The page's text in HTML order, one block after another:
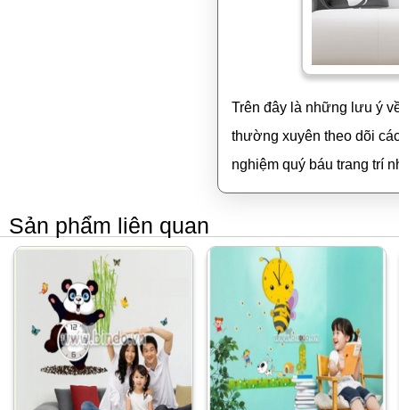
Trên đây là những lưu ý
thường xuyên theo dõi
nghiệm quý báu trang trí
Sản phẩm liên quan